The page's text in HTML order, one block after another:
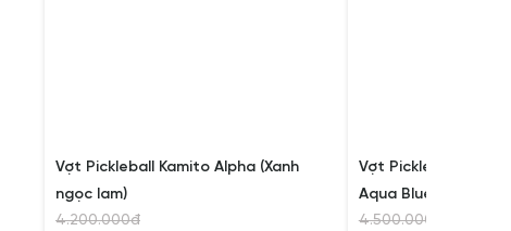
Vợt Pickleball Kamito Alpha (Xanh
ngọc lam)
4.200.000đ
Vợt Pickleball Elite
Aqua Blue
4.500.000đ